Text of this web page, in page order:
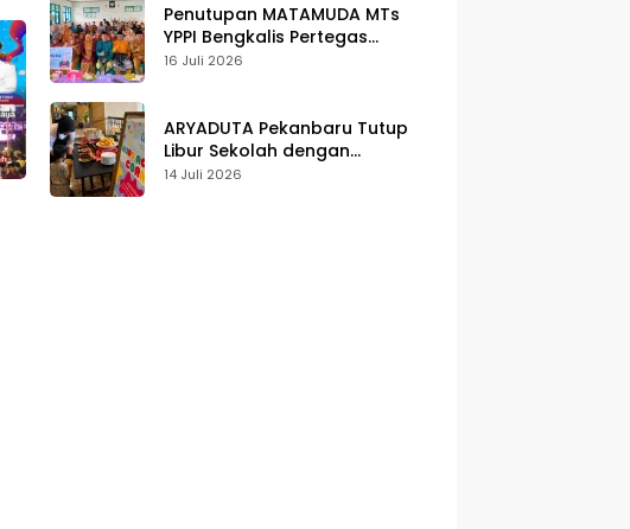
Penutupan MATAMUDA MTs
YPPI Bengkalis Pertegas
Pendidikan Berbasis Adat dan
16 Juli 2026
ARYADUTA Pekanbaru Tutup
Libur Sekolah dengan
Pengalaman Staycation
14 Juli 2026